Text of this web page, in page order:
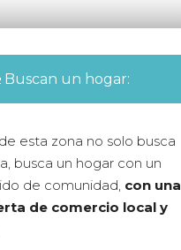
Buscan un hogar:
esta zona no solo busca
busca un hogar con un
de comunidad, con una
de comercio local y